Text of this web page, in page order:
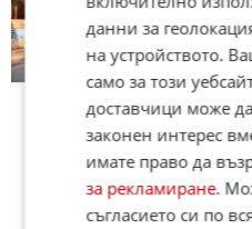
Турция
данни за
на устройството.
само за този
доставчици може
законен интерес
имате право да
за рекламиране.
съгласието си по